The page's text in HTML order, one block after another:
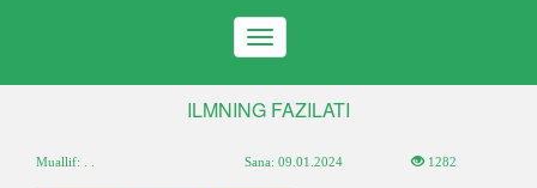
Toggle
navigation
ILMNING FAZILATI
Muallif: . . Sana:09.01.2024 1282